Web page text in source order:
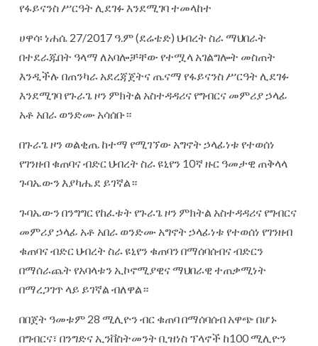
የፋይናንስ ሥርዓት ሊደገፉ እንደሚገባ ተመላከተ
ሀዋሳ፡ ነሐሴ 27/2017 ዓ.ም (ደሬቴድ) ህብረት ስራ ማህበራት
በተደራጁበት ዓላማ ለአባሎቻቸው የተሟላ አገልግሎት መስጠት
እንዲችሉ በጠንካራ አደረጃጀትና ጤናማ የፋይናንስ ሥርዓት ሊደገፉ
እንደሚገባ የጉራጌ ዞን ምክትል አስተዳዳሪና የግብርና መምሪያ ኃላፊ
አቶ አበራ ወንድሙ አሳሰቡ።
በጉራጌ ዞን ወልቂጤ ከተማ የሚገኘው አግኖት ኃላፊነቱ የተወሰነ
የገንዘብ ቁጠባና ብድር ህብረት ስራ ዩኒየን 10ኛ ዙር ዓመታዊ ጠቅላላ
ጉባኤውን እያካሔደ ይገኛል።
ጉባኤውን በንግግር የከፈቱት የጉራጌ ዞን ምክትል አስተዳዳሪና የግብርና
መምሪያ ኃላፊ አቶ አበራ ወንድሙ አግኖት ኃላፊነቱ የተወሰነ የገንዘብ
ቁጠባና ብድር ህብረት ስራ ዩኒየን ቁጠባን በማሰባሰብና ብድርን
በማሰራጨት የአባላቱን ኢኮኖሚያዊና ማህበራዊ ተጠቃሚነት
በማረጋገጥ ላይ ይገኛል ብለዋል።
በበጀት ዓመቱም 28 ሚሊዮን ብር ቁጠባ በማሰባሰብ አዋጭ በሆኑ
በግብርና፣ በንግድና ኢንቨስትመንት ቢዝነስ ፕላኖች ከ100 ሚሊዮን